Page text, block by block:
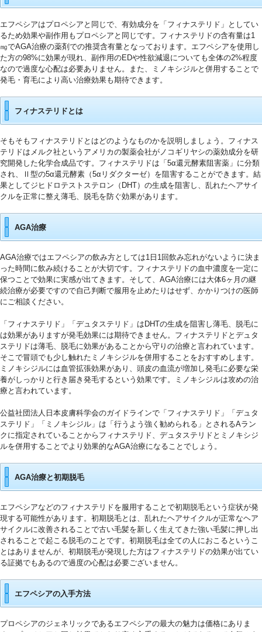
エフペシアはプロペシアと同じで、有効成分を「フィナステリド」としてい
るため効果や副作用もプロペシアと同じです。フィナステリドの含有量は1
㎎でAGA治療の薬剤での推奨含有量となっております。エフペシアを使用し
た方の98%に効果が現れ、副作用のEDや性欲減退についても全体の2%程度
なので過度な心配は必要ありません。また、ミノキシジルと併用することで
発毛・育毛により高い治療効果も期待できます。
フィナステリドとは
そもそもフィナステリドとはどのようなものかを説明しましょう。フィナス
テリドはメルク社というアメリカの製薬会社がノコギリヤシの薬効成分を研
究開発した化学合成品です。フィナステリドは「5α還元酵素阻害薬」に分類
され、Ⅱ型の5α還元酵素（5αリダクターゼ）を阻害することができます。結
果としてジヒドロテストステロン（DHT）の生成を阻害し、乱れたヘアサイ
クルを正常に整え薄毛、脱毛を防ぐ効果があります。
AGA治療
AGA治療ではエフペシアの飲み方としては1日1回飲み忘れがないように決ま
った時間に飲み続けることが大切です。フィナステリドの血中濃度を一定に
保つことで効果に実感が出てきます。そして、AGA治療には大体6ヶ月の継
続治療が必要ですので自己判断で服用を止めたりはせず、かかりつけの医師
にご相談ください。
「フィナステリド」「デュタステリド」はDHTの生成を阻害し薄毛、脱毛に
は効果がありますが発毛効果には期待できません。フィナステリドとデュタ
ステリドは薄毛、脱毛に効果があることから守りの治療と言われています。
そこで冒頭でも少し触れたミノキシジルを併用することをおすすめします。
ミノキシジルには血管拡張効果があり、頭皮の血流が増加し発毛に必要な栄
養がしっかりと行き届き発毛するという効果です。ミノキシジルは攻めの治
療と言われています。
公益社団法人日本皮膚科学会のガイドラインで「フィナステリド」「デュタ
ステリド」「ミノキシジル」は「行うよう強く勧められる」とされるAラン
クに指定されていることからフィナステリド、デュタステリドとミノキシジ
ルを併用することでより効果的なAGA治療になることでしょう。
AGA治療と初期脱毛
エフペシアなどのフィナステリドを服用することで初期脱毛という症状が発
現する可能性があります。初期脱毛とは、乱れたヘアサイクルが正常なヘア
サイクルに改善されることで古い毛髪を新しく生えてきた強い毛髪に押し出
されることで起こる脱毛のことです。初期脱毛は全ての人におこるというこ
とはありませんが、初期脱毛が発現した方はフィナステリドの効果が出てい
る証拠でもあるので過度の心配は必要ございません。
エフペシアの入手方法
プロペシアのジェネリックであるエフペシアの最大の魅力は価格にありま